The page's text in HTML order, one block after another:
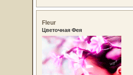
Fleur
Цветочная Фея